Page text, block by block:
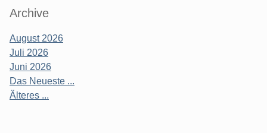
Seitenleiste
Archive
August 2026
Juli 2026
Juni 2026
Das Neueste ...
Älteres ...